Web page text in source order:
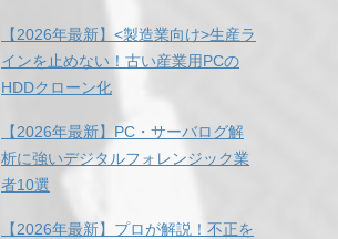
【2026年最新】<製造業向け>生産ラ
インを止めない！古い産業用PCの
HDDクローン化
【2026年最新】PC・サーバログ解
析に強いデジタルフォレンジック業
者10選
【2026年最新】プロが解説！不正を